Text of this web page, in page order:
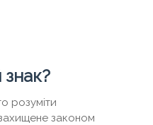
розуміти
законом